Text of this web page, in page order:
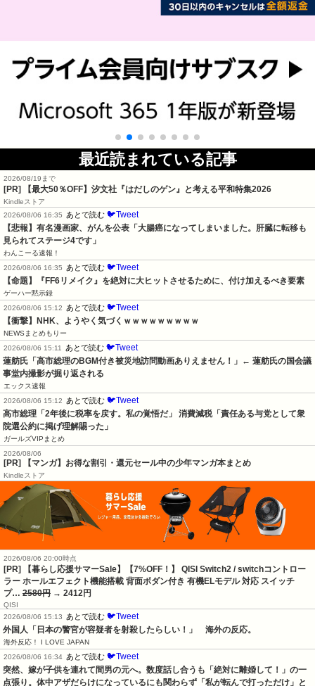
最近読まれている記事
2026/08/19まで
[PR] 【最大50％OFF】汐文社『はだしのゲン』と考える平和特集2026
Kindleストア
2026/08/06 16:35
あとで読む 🐦Tweet
【悲報】有名漫画家、がんを公表「大腸癌になってしまいました。肝臓に転移も
見られてステージ4です」
わんこーる速報！
2026/08/06 16:35
あとで読む 🐦Tweet
【命題】『FF6リメイク』を絶対に大ヒットさせるために、付け加えるべき要素
ゲーハー黙示録
2026/08/06 15:12
あとで読む 🐦Tweet
【衝撃】NHK、ようやく気づくｗｗｗｗｗｗｗｗｗ
NEWSまとめもりー
2026/08/06 15:11
あとで読む 🐦Tweet
蓮舫氏「高市総理のBGM付き被災地訪問動画ありえません！」← 蓮舫氏の国会議
事堂内撮影が掘り返される
エックス速報
2026/08/06 15:12
あとで読む 🐦Tweet
高市総理「2年後に税率を戻す。私の覚悟だ」 消費減税「責任ある与党として衆
院選公約に掲げ理解賜った」
ガールズVIPまとめ
2026/08/06
[PR] 【マンガ】お得な割引・還元セール中の少年マンガ本まとめ
Kindleストア
2026/08/06 20:00時点
[PR] 【暮らし応援サマーSale】【7%OFF！】 QISI Switch2 / switchコントロー
ラー ホールエフェクト機能搭載 背面ボダン付き 有機ELモデル 対応 スイッチ
プ… 2580円 → 2412円
QISI
2026/08/06 15:13
あとで読む 🐦Tweet
外国人「日本の警官が容疑者を射殺したらしい！」　海外の反応。
海外反応！ I LOVE JAPAN
2026/08/06 16:34 あとで読む 🐦Tweet
突然、嫁が子供を連れて間男の元へ。数度話し合うも「絶対に離婚して！」の一
点張り。体中アザだらけになっているにも関わらず「私が転んで打っただけ」と